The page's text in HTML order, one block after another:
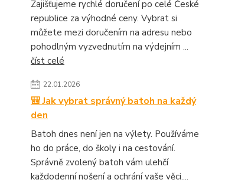
Zajišťujeme rychlé doručení po celé České
republice za výhodné ceny. Vybrat si
můžete mezi doručením na adresu nebo
pohodlným vyzvednutím na výdejním ...
číst celé
22.01.2026
🎒 Jak vybrat správný batoh na každý
den
Batoh dnes není jen na výlety. Používáme
ho do práce, do školy i na cestování.
Správně zvolený batoh vám ulehčí
každodenní nošení a ochrání vaše věci....